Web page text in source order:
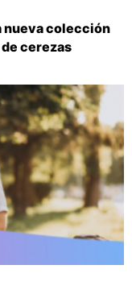
nueva colección
cerezas